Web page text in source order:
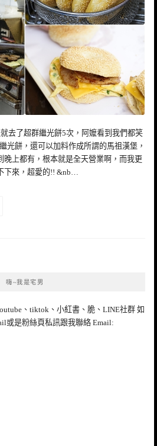
去了超群繼光餅5次，阿嬤看到我們都笑
光餅，還可以加料作成所謂的馬祖漢堡，
晚上都有，根本就是全天營業啊，而我更
下來，超愛的!! &nb…
嗨~我是宅男
、tiktok、小紅書、脆、LINE社群 如
或是粉絲頁私訊跟我聯絡 Email: